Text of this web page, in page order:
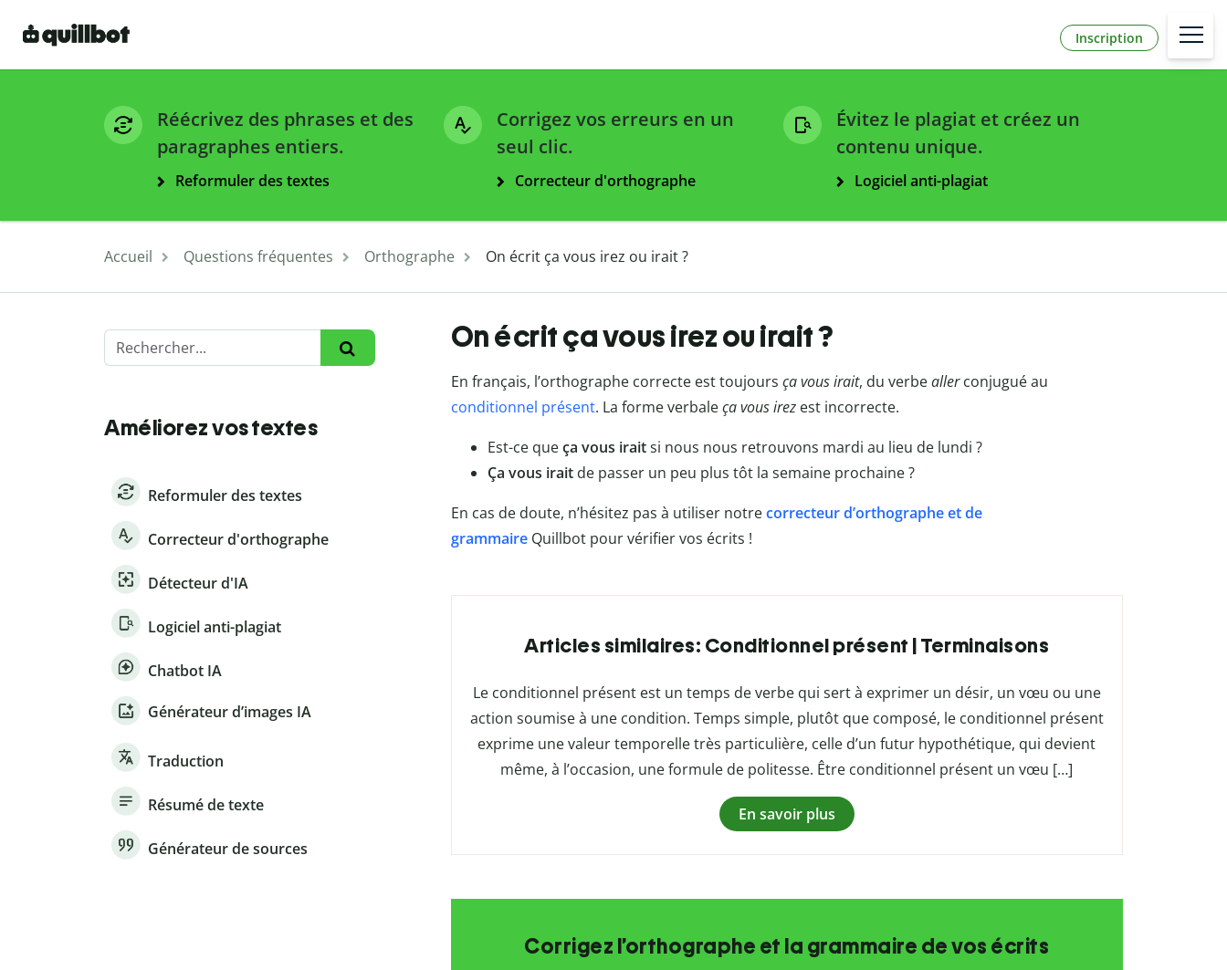
Inscription
Réécrivez des phrases et des
paragraphes entiers.
Reformuler des textes
Corrigez vos erreurs en un
seul clic.
Correcteur d'orthographe
Évitez le plagiat et créez un
contenu unique.
Logiciel anti-plagiat
Accueil Questions fréquentes Orthographe On écrit ça vous irez ou irait ?
Améliorez vos textes
Reformuler des textes
Correcteur d'orthographe
Détecteur d'IA
Logiciel anti-plagiat
Chatbot IA
Générateur d’images IA
Traduction
Résumé de texte
Générateur de sources
On écrit ça vous irez ou irait ?
En français, l’orthographe correcte est toujours ça vous irait, du verbeallerconjugué au
conditionnel présent. La forme verbaleça vous irez est incorrecte.
Est-ce queça vous iraitsi nous nous retrouvons mardi au lieu de lundi ?
Ça vous iraitde passer un peu plus tôt la semaine prochaine ?
En cas de doute, n’hésitez pas à utiliser notrecorrecteur d’orthographe et de
grammaireQuillbotpour vérifier vos écrits !
Articles similaires: Conditionnel présent | Terminaisons
Le conditionnel présent est un temps de verbe qui sert à exprimer un désir, un vœu ou une
action soumise à une condition. Temps simple, plutôt que composé, le conditionnel présent
exprime une valeur temporelle très particulière, celle d’un futur hypothétique, qui devient
même, à l’occasion, une formule de politesse. Être conditionnel présent un vœu […]
En savoir plus
Corrigez l’orthographe et la grammaire de vos écrits